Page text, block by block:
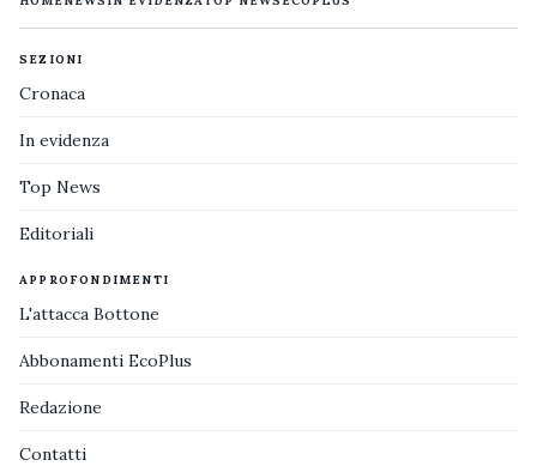
SEZIONI
Cronaca
In evidenza
Top News
Editoriali
APPROFONDIMENTI
L'attacca Bottone
Abbonamenti EcoPlus
Redazione
Contatti